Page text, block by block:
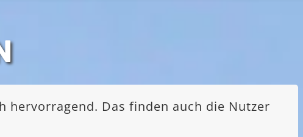
hervorragend. Das finden auch die Nutzer